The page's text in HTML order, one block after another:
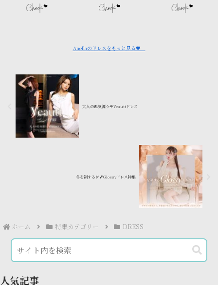
Anellaのドレスをもっと見る🖤
大人の色気漂う🌹Veauttドレス
冬を制する🏹💕Glossyドレス特集
ホーム 特集カテゴリー DRESS
人気記事